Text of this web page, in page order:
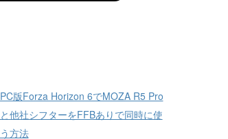
PC版Forza Horizon 6でMOZA R5 Pro
と他社シフターをFFBありで同時に使
う方法